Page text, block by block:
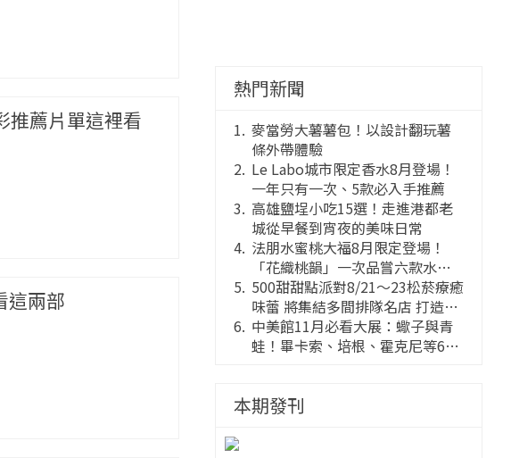
推薦片單這裡看
這兩部
熱門新聞
麥當勞大薯薯包！以設計翻玩薯
條外帶體驗
Le Labo城市限定香水8月登場！
一年只有一次、5款必入手推薦
高雄鹽埕小吃15選！走進港都老
城從早餐到宵夜的美味日常
法朋水蜜桃大福8月限定登場！
「花織桃韻」一次品嘗六款水蜜
桃花果大福
500甜甜點派對8/21～23松菸療癒
味蕾 將集結多間排隊名店 打造靈
感創意的舞台
中美館11月必看大展：蠍子與青
蛙！畢卡索、培根、霍克尼等66
本期發刊